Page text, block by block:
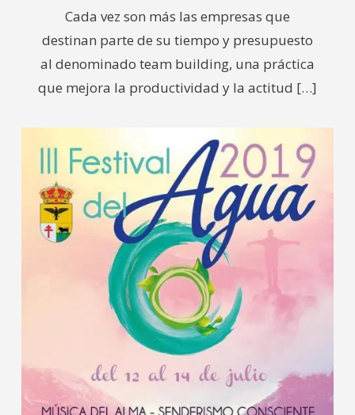
Cada vez son más las empresas que
destinan parte de su tiempo y presupuesto
al denominado team building, una práctica
que mejora la productividad y la actitud […]